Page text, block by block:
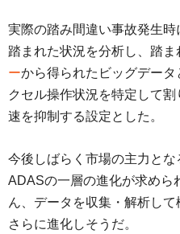
実際の踏み間違い事故発生
踏まれた状況を分析し、踏ま
ーから得られたビッグデー
クセル操作状況を特定して
速を抑制する設定とした。
今後しばらく市場の主力とな
ADASの一層の進化が求めら
ん、データを収集・解析し
さらに進化しそうだ。